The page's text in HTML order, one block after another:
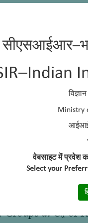
Ministry
वेबसाइट में प्रवेश
Select your